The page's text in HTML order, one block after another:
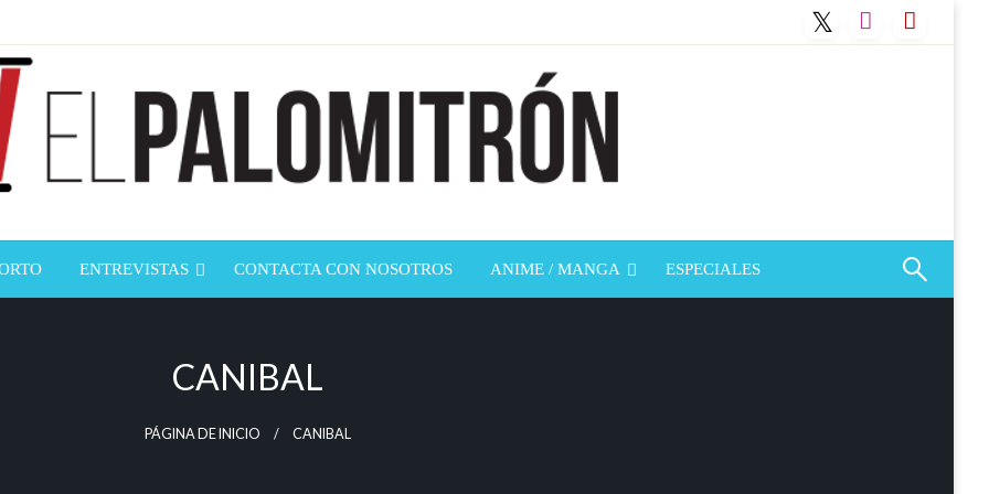
ENTREVISTAS CONTACTA CON NOSOTROS ANIME / MANGA ESPECIALES
CANIBAL
PÁGINA DE INICIO CANIBAL